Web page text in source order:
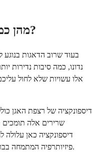
מהן כמה סיבות פחות נפוצות לשקול?
בעוד שרוב הדאגות בנוגע
נדונו, כמה סיבות נדירות
אלו עשויות שלא לחול
דיספונקציה של רצפת האגן
שרירים אלה תומכים
דיספונקציה כאן עלולה
פיזיותרפיה המתמחה בבריאות האגן יכולה לטפל בבעיות אלה ביעילות.